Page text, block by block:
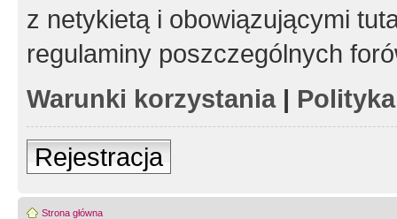
z netykietą i obowiązującymi
regulaminy poszczególnych
Warunki korzystania|
Rejestracja
Strona główna